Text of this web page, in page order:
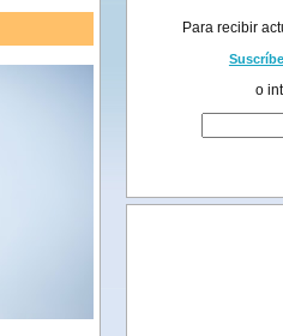
Para recibir
o